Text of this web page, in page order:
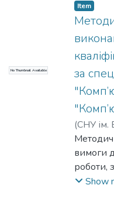
No Thumbnail Available
Item
за
(СНУ ім.
Шумова,
вимоги
роботи,
Show